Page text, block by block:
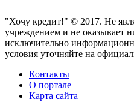
"Хочу кредит!" © 2017. Не
учреждением и не оказывает
исключительно
условия уточняйте на
Контакты
О портале
Карта сайта